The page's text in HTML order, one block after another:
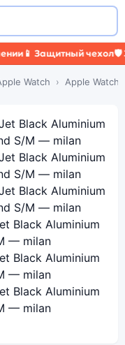
Защитный чехол🛡️
Watch Apple Watch